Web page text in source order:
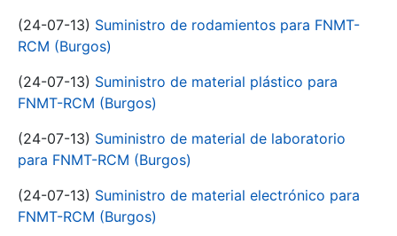
(24-07-13) Suministro de rodamientos para FNMT-
RCM (Burgos)
(24-07-13) Suministro de material plástico para
FNMT-RCM (Burgos)
(24-07-13) Suministro de material de laboratorio
para FNMT-RCM (Burgos)
(24-07-13) Suministro de material electrónico para
FNMT-RCM (Burgos)